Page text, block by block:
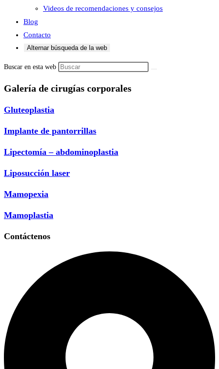
Videos de recomendaciones y consejos
Blog
Contacto
Alternar búsqueda de la web
Buscar en esta web
Galería de cirugías corporales
Gluteoplastia
Implante de pantorrillas
Lipectomía – abdominoplastia
Liposucción laser
Mamopexia
Mamoplastia
Contáctenos